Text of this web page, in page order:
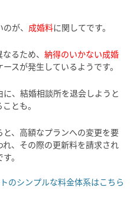
が、 成婚料に関してです。
るため、 納得のいかない成婚
ースが発生しているようです。
、結婚相談所を退会しようと
とも。
、高額なプランへの変更を要
、その際の更新料を請求され
。
のシンプルな料金体系はこちら